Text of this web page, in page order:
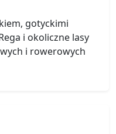
gotyckimi
i okoliczne lasy
i rowerowych